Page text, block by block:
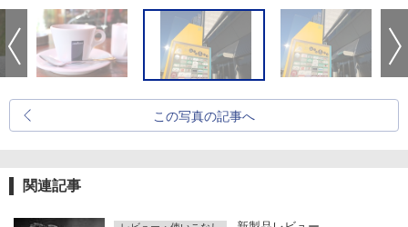
この写真の記事へ
関連記事